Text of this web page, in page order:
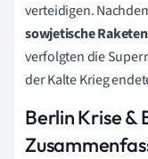
verteidigen.
sowjetische Raketen
verfolgten die
der Kalte Krieg
Berlin Krise &